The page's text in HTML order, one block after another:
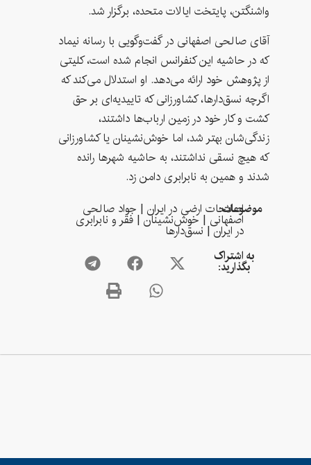
واشنگتن، پایتخت ایالات متحده، برگزار شد.
آقای صالحی اصفهانی در گفت‌وگویی با رسانه نیماد
که در حاشیه این کنفرانس انجام شده است، کلیتی
از پژوهش خود ارائه می‌دهد. او استدلال می‌کند که
اگرچه نسق‌دارها، کشاورزانی که تاییدیه‌ای بر حق
کشت و کار خود در زمین ارباب‌ها داشتند،
زندگی‌شان بهتر شد، اما خوش‌نشینان یا کشاورزانی
که هیچ نسقی نداشتند، به حاشیه شهرها رانده
شدند و همین به نابرابری دامن زد.
موضوعات:
اصلاحات ارضی در ایران | جواد صالحی
اصفهانی |خوش‌نشینان|فقر و نابرابری
در ایران|نسق‌دارها
به اشتراک
بگذارید: